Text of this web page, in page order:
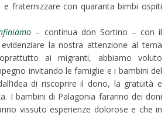
e fraternizzare con quaranta bimbi ospiti
– continua don Sortino – con il
la nostra attenzione al tema
ai migranti, abbiamo voluto
invitando le famiglie e i bambini del
di riscoprire il dono, la gratuità e
I bambini di Palagonia faranno dei doni
vissuto esperienze dolorose e che in